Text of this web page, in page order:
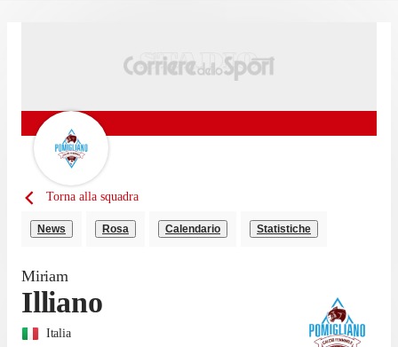
Torna alla squadra
News Rosa Calendario Statistiche
Miriam
Illiano
Italia